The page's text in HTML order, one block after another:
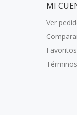
MI
Ver
Favoritos